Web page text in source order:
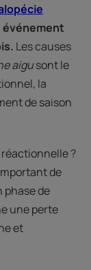
événement
Les causes
aigusont le
la
de saison
?
de
de
une perte
et